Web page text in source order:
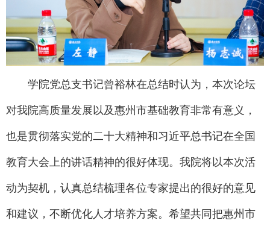
学院党总支书记曾裕林在总结时认为，本次论坛
对我院高质量发展以及惠州市基础教育非常有意义，
也是贯彻落实党的二十大精神和习近平总书记在全国
教育大会上的讲话精神的很好体现。我院将以本次活
动为契机，认真总结梳理各位专家提出的很好的意见
和建议，不断优化人才培养方案。希望共同把惠州市